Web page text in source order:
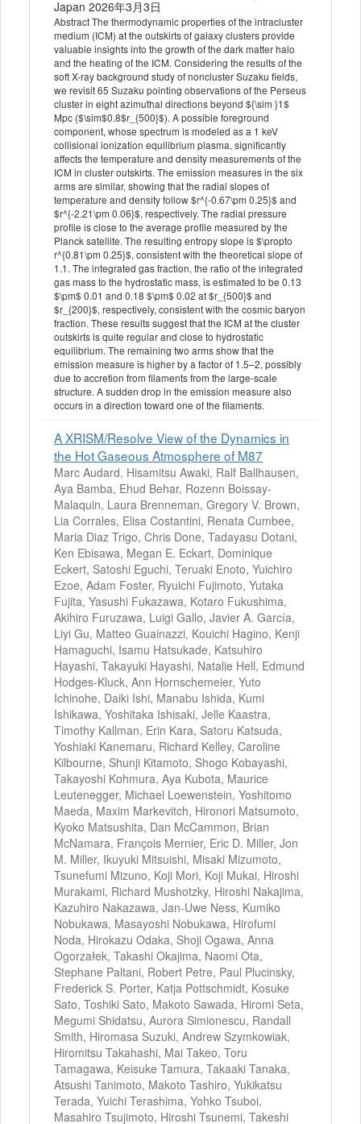
Japan 2026年3月3日
Abstract The thermodynamic properties of the intracluster
medium (ICM) at the outskirts of galaxy clusters provide
valuable insights into the growth of the dark matter halo
and the heating of the ICM. Considering the results of the
soft X-ray background study of noncluster Suzaku fields,
we revisit 65 Suzaku pointing observations of the Perseus
cluster in eight azimuthal directions beyond ${\sim }1$
Mpc ($\sim$0.8$r_{500}$). A possible foreground
component, whose spectrum is modeled as a 1 keV
collisional ionization equilibrium plasma, significantly
affects the temperature and density measurements of the
ICM in cluster outskirts. The emission measures in the six
arms are similar, showing that the radial slopes of
temperature and density follow $r^{-0.67\pm 0.25}$ and
$r^{-2.21\pm 0.06}$, respectively. The radial pressure
profile is close to the average profile measured by the
Planck satellite. The resulting entropy slope is $\propto
r^{0.81\pm 0.25}$, consistent with the theoretical slope of
1.1. The integrated gas fraction, the ratio of the integrated
gas mass to the hydrostatic mass, is estimated to be 0.13
$\pm$ 0.01 and 0.18 $\pm$ 0.02 at $r_{500}$ and
$r_{200}$, respectively, consistent with the cosmic baryon
fraction. These results suggest that the ICM at the cluster
outskirts is quite regular and close to hydrostatic
equilibrium. The remaining two arms show that the
emission measure is higher by a factor of 1.5–2, possibly
due to accretion from filaments from the large-scale
structure. A sudden drop in the emission measure also
occurs in a direction toward one of the filaments.
A XRISM/Resolve View of the Dynamics in
the Hot Gaseous Atmosphere of M87
Marc Audard, Hisamitsu Awaki, Ralf Ballhausen,
Aya Bamba, Ehud Behar, Rozenn Boissay-
Malaquin, Laura Brenneman, Gregory V. Brown,
Lia Corrales, Elisa Costantini, Renata Cumbee,
Maria Diaz Trigo, Chris Done, Tadayasu Dotani,
Ken Ebisawa, Megan E. Eckart, Dominique
Eckert, Satoshi Eguchi, Teruaki Enoto, Yuichiro
Ezoe, Adam Foster, Ryuichi Fujimoto, Yutaka
Fujita, Yasushi Fukazawa, Kotaro Fukushima,
Akihiro Furuzawa, Luigi Gallo, Javier A. García,
Liyi Gu, Matteo Guainazzi, Kouichi Hagino, Kenji
Hamaguchi, Isamu Hatsukade, Katsuhiro
Hayashi, Takayuki Hayashi, Natalie Hell, Edmund
Hodges-Kluck, Ann Hornschemeier, Yuto
Ichinohe, Daiki Ishi, Manabu Ishida, Kumi
Ishikawa, Yoshitaka Ishisaki, Jelle Kaastra,
Timothy Kallman, Erin Kara, Satoru Katsuda,
Yoshiaki Kanemaru, Richard Kelley, Caroline
Kilbourne, Shunji Kitamoto, Shogo Kobayashi,
Takayoshi Kohmura, Aya Kubota, Maurice
Leutenegger, Michael Loewenstein, Yoshitomo
Maeda, Maxim Markevitch, Hironori Matsumoto,
Kyoko Matsushita, Dan McCammon, Brian
McNamara, François Mernier, Eric D. Miller, Jon
M. Miller, Ikuyuki Mitsuishi, Misaki Mizumoto,
Tsunefumi Mizuno, Koji Mori, Koji Mukai, Hiroshi
Murakami, Richard Mushotzky, Hiroshi Nakajima,
Kazuhiro Nakazawa, Jan-Uwe Ness, Kumiko
Nobukawa, Masayoshi Nobukawa, Hirofumi
Noda, Hirokazu Odaka, Shoji Ogawa, Anna
Ogorzałek, Takashi Okajima, Naomi Ota,
Stephane Paltani, Robert Petre, Paul Plucinsky,
Frederick S. Porter, Katja Pottschmidt, Kosuke
Sato, Toshiki Sato, Makoto Sawada, Hiromi Seta,
Megumi Shidatsu, Aurora Simionescu, Randall
Smith, Hiromasa Suzuki, Andrew Szymkowiak,
Hiromitsu Takahashi, Mai Takeo, Toru
Tamagawa, Keisuke Tamura, Takaaki Tanaka,
Atsushi Tanimoto, Makoto Tashiro, Yukikatsu
Terada, Yuichi Terashima, Yohko Tsuboi,
Masahiro Tsujimoto, Hiroshi Tsunemi, Takeshi